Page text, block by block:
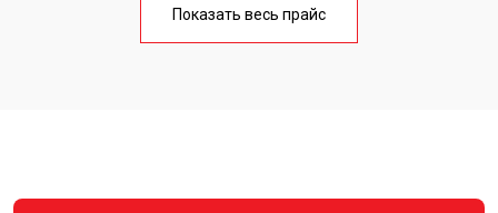
от 3500 ₽
Показать весь прайс